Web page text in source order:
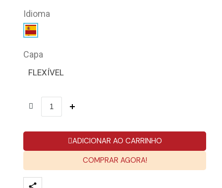
Idioma
Capa
FLEXÍVEL
ADICIONAR AO CARRINHO
COMPRAR AGORA!